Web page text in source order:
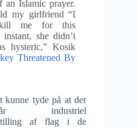
an Islamic prayer.
my girlfriend “I
me for this
she didn’t
hysteric,” Kosik
Threatened By
kunne tyde på at der
industriel
af flag i de